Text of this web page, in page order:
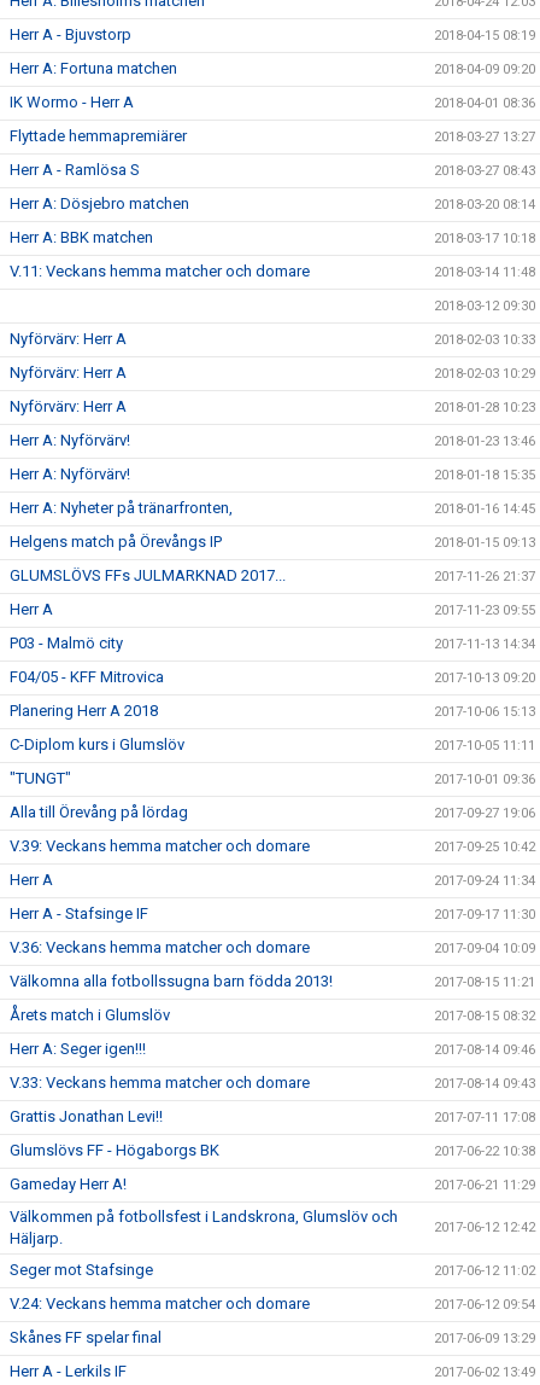
Herr A - Bjuvstorp 2018-04-15 08:19
Herr A: Fortuna matchen 2018-04-09 09:20
IK Wormo - Herr A 2018-04-01 08:36
Flyttade hemmapremiärer 2018-03-27 13:27
Herr A - Ramlösa S 2018-03-27 08:43
Herr A: Dösjebro matchen 2018-03-20 08:14
Herr A: BBK matchen 2018-03-17 10:18
V.11: Veckans hemma matcher och domare 2018-03-14 11:48
2018-03-12 09:30
Nyförvärv: Herr A 2018-02-03 10:33
Nyförvärv: Herr A 2018-02-03 10:29
Nyförvärv: Herr A 2018-01-28 10:23
Herr A: Nyförvärv! 2018-01-23 13:46
Herr A: Nyförvärv! 2018-01-18 15:35
Herr A: Nyheter på tränarfronten, 2018-01-16 14:45
Helgens match på Örevångs IP 2018-01-15 09:13
GLUMSLÖVS FFs JULMARKNAD 2017... 2017-11-26 21:37
Herr A 2017-11-23 09:55
P03 - Malmö city 2017-11-13 14:34
F04/05 - KFF Mitrovica 2017-10-13 09:20
Planering Herr A 2018 2017-10-06 15:13
C-Diplom kurs i Glumslöv 2017-10-05 11:11
"TUNGT" 2017-10-01 09:36
Alla till Örevång på lördag 2017-09-27 19:06
V.39: Veckans hemma matcher och domare 2017-09-25 10:42
Herr A 2017-09-24 11:34
Herr A - Stafsinge IF 2017-09-17 11:30
V.36: Veckans hemma matcher och domare 2017-09-04 10:09
Välkomna alla fotbollssugna barn födda 2013! 2017-08-15 11:21
Årets match i Glumslöv 2017-08-15 08:32
Herr A: Seger igen!!! 2017-08-14 09:46
V.33: Veckans hemma matcher och domare 2017-08-14 09:43
Grattis Jonathan Levi!! 2017-07-11 17:08
Glumslövs FF - Högaborgs BK 2017-06-22 10:38
Gameday Herr A! 2017-06-21 11:29
Välkommen på fotbollsfest i Landskrona, Glumslöv och
Häljarp.
2017-06-12 12:42
Seger mot Stafsinge 2017-06-12 11:02
V.24: Veckans hemma matcher och domare 2017-06-12 09:54
Skånes FF spelar final 2017-06-09 13:29
Herr A - Lerkils IF 2017-06-02 13:49